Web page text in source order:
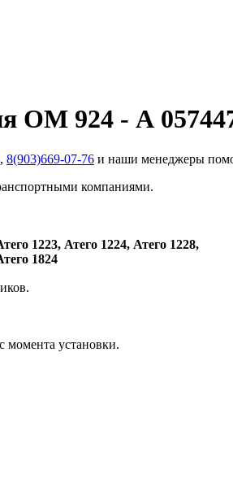
ОМ 924 - А
, 8(903)669-07-76 и наши менеджеры
компаниями.
1223, Атего 1224, Атего 1228,
1824
с момента установки.